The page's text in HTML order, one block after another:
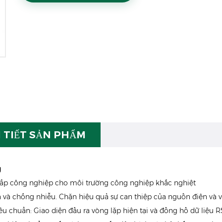
TIẾT SẢN PHẨM
công nghiệp cho môi trường công nghiệp khắc nghiệt
và chống nhiễu. Chặn hiệu quả sự can thiệp của nguồn điện và
chuẩn: Giao diện đầu ra vòng lặp hiện tại và đồng hồ dữ liệu